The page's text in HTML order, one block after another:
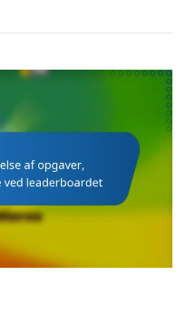
Lejligheder